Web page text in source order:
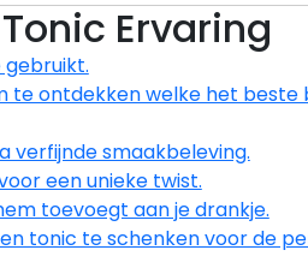
Ervaring
gebruikt.
ontdekken welke het beste
verfijnde smaakbeleving.
een unieke twist.
toevoegt aan je drankje.
tonic te schenken voor de